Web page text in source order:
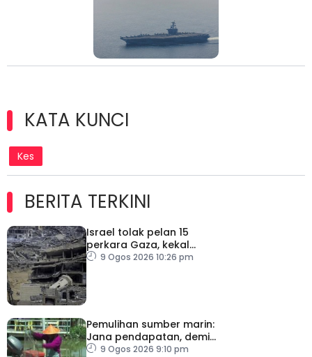
KATA KUNCI
Kes
BERITA TERKINI
Israel tolak pelan 15
perkara Gaza, kekal
desak Hamas lucut
9 Ogos 2026 10:26 pm
Pemulihan sumber marin:
Jana pendapatan, demi
kelangsungan hidup
9 Ogos 2026 9:10 pm